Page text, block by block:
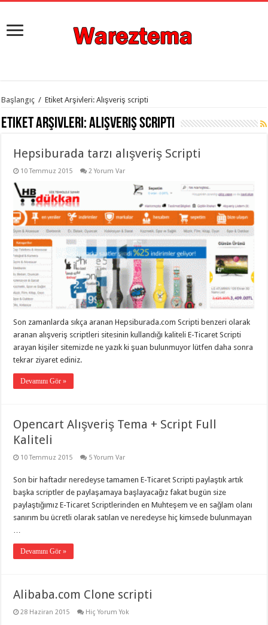
istanbul
evden
eve
organizasyon,
gaziantep
evden
taşımacılık,
evden
taşımacılık,
gaziantep
evden
taşımacılık,
evden
taşımacılık,
gaziantep
evden
gaziantep
evden
taşımacılık
gaziantep
taşımacılık,
taşımacılık ,
gaziantep
taşıma,
evden
gaziantep
organizasyon
organizasyon,
gaziantep
gaziantep
gaziantep
Başlangıç / Etiket Arşivleri: Alışveriş scripti
Etiket Arşivleri:Alışveriş scripti
Hepsiburada tarzı alışveriş Scripti
10 Temmuz 2015 2 Yorum Var
Son zamanlarda sıkça aranan Hepsiburada.com Scripti benzeri olarak
aranan alışveriş scriptleri sitesinin kullandığı kaliteli E-Ticaret Scripti
arayan kişiler sitemizde ne yazık ki şuan bulunmuyor lütfen daha sonra
tekrar ziyaret ediniz.
Devamını Gör »
Opencart Alışveriş Tema + Script Full
Kaliteli
10 Temmuz 2015 5 Yorum Var
Son bir haftadır neredeyse tamamen E-Ticaret Scripti paylaştık artık
başka scriptler de paylaşamaya başlayacağız fakat bugün size
paylaştığımız E-Ticaret Scriptlerinden en Muhteşem ve en sağlam olanı
sanırım bu ücretli olarak satılan ve neredeyse hiç kimsede bulunmayan
Devamını Gör »
Alibaba.com Clone scripti
28 Haziran 2015 Hiç Yorum Yok